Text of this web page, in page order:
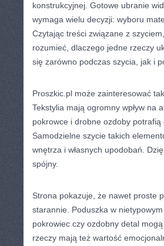
konstrukcyjnej. Gotowe ubranie
wymaga wielu decyzji: wyboru
Czytając treści związane z
rozumieć, dlaczego jedne rzeczy
się zarówno podczas szycia, jak i
Proszkic.pl może zainteresować
Tekstylia mają ogromny wpływ na
pokrowce i drobne ozdoby
Samodzielne szycie takich
wnętrza i własnych upodobań.
spójny.
Strona pokazuje, że nawet proste
starannie. Poduszka w
pokrowiec czy ozdobny detal
rzeczy mają też wartość